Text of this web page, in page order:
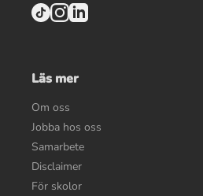
Läs mer
Om oss
Jobba hos oss
Samarbete
Disclaimer
För skolor